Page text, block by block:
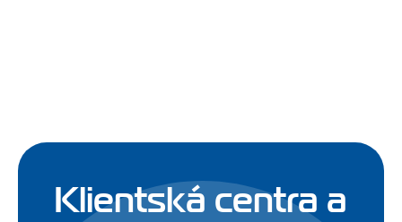
Klientská centra a